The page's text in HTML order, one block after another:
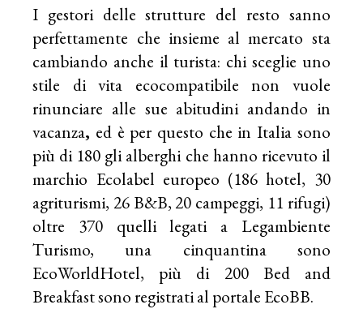
I gestori delle strutture del resto sanno
perfettamente che insieme al mercato sta
cambiando anche il turista: chi sceglie uno
stile di vita ecocompatibile non vuole
rinunciare alle sue abitudini andando in
vacanza, ed è per questo che in Italia sono
più di 180 gli alberghi che hanno ricevuto il
marchio Ecolabel europeo (186 hotel, 30
agriturismi, 26 B&B, 20 campeggi, 11 rifugi)
oltre 370 quelli legati a Legambiente
Turismo, una cinquantina sono
EcoWorldHotel, più di 200 Bed and
Breakfast sono registrati al portale EcoBB.